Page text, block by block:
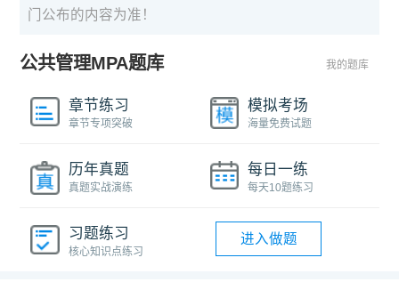
门公布的内容为准！
公共管理MPA题库 我的题库
章节练习
章节专项突破
模拟考场
海量免费试题
历年真题
真题实战演练
每日一练
每天10题练习
习题练习
核心知识点练习
进入做题